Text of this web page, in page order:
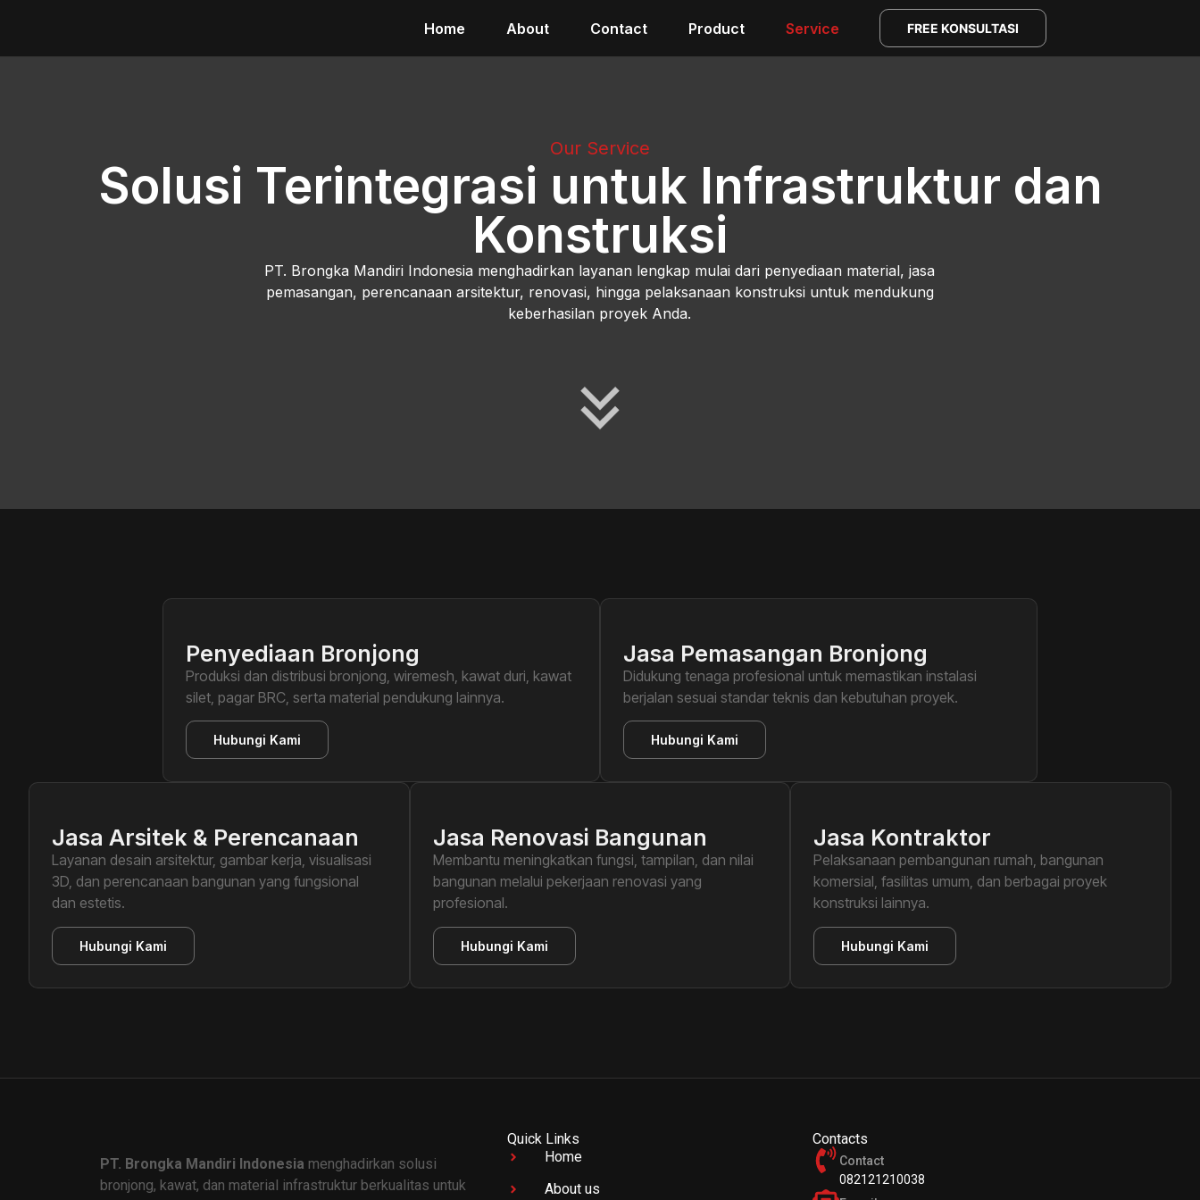
Home About Contact Product Service FREE KONSULTASI
Our Service
Solusi Terintegrasi untuk Infrastruktur dan
Konstruksi
PT. Brongka Mandiri Indonesia menghadirkan layanan lengkap mulai dari penyediaan material, jasa
pemasangan, perencanaan arsitektur, renovasi, hingga pelaksanaan konstruksi untuk mendukung
keberhasilan proyek Anda.
Penyediaan Bronjong
Produksi dan distribusi bronjong, wiremesh, kawat duri, kawat
silet, pagar BRC, serta material pendukung lainnya.
Hubungi Kami
Jasa Pemasangan Bronjong
Didukung tenaga profesional untuk memastikan instalasi
berjalan sesuai standar teknis dan kebutuhan proyek.
Hubungi Kami
Jasa Arsitek & Perencanaan
Layanan desain arsitektur, gambar kerja, visualisasi
3D, dan perencanaan bangunan yang fungsional
dan estetis.
Hubungi Kami
Jasa Renovasi Bangunan
Membantu meningkatkan fungsi, tampilan, dan nilai
bangunan melalui pekerjaan renovasi yang
profesional.
Hubungi Kami
Jasa Kontraktor
Pelaksanaan pembangunan rumah, bangunan
komersial, fasilitas umum, dan berbagai proyek
konstruksi lainnya.
Hubungi Kami
PT. Brongka Mandiri Indonesia menghadirkan solusi
bronjong, kawat, dan material infrastruktur berkualitas untuk
Quick Links
Home
About us
Contacts
Contact
082121210038